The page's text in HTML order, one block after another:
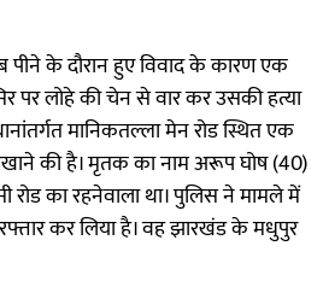
पीने के दौरान हुए विवाद के कारण एक
पर लोहे की चेन से वार कर उसकी हत्या
मानिकतल्ला मेन रोड स्थित एक
की है। मृतक का नाम अरूप घोष (40)
रोड का रहनेवाला था। पुलिस ने मामले में
कर लिया है। वह झारखंड के मधुपुर